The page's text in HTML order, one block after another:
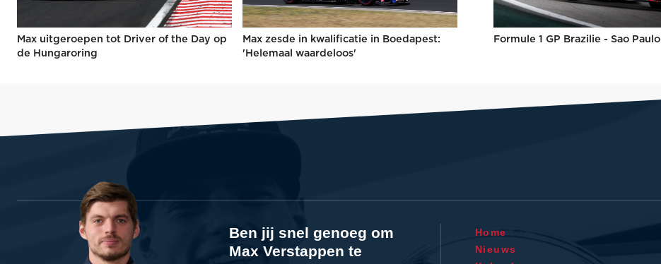
Max uitgeroepen tot Driver of the Day op
de Hungaroring
Max zesde in kwalificatie in Boedapest:
'Helemaal waardeloos'
Formule 1 GP Brazilie - Sao Paulo
Ben jij snel genoeg om
Max Verstappen te
Home
Nieuws